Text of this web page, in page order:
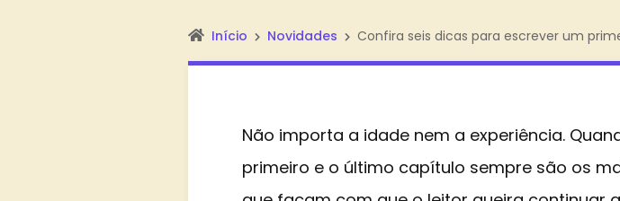
Início Novidades Confira seis dicas para escrever um
Não importa a idade nem a experiência.
primeiro e o último capítulo sempre são os